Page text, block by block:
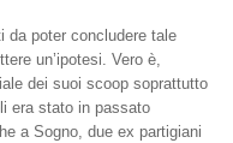
da poter concludere tale
un’ipotesi. Vero è,
dei suoi scoop soprattutto
era stato in passato
a Sogno, due ex partigiani